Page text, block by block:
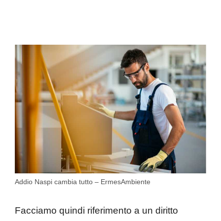
Addio Naspi cambia tutto – ErmesAmbiente
Facciamo quindi riferimento a un diritto